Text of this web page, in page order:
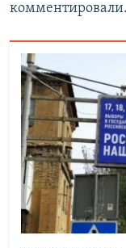
комментировали.